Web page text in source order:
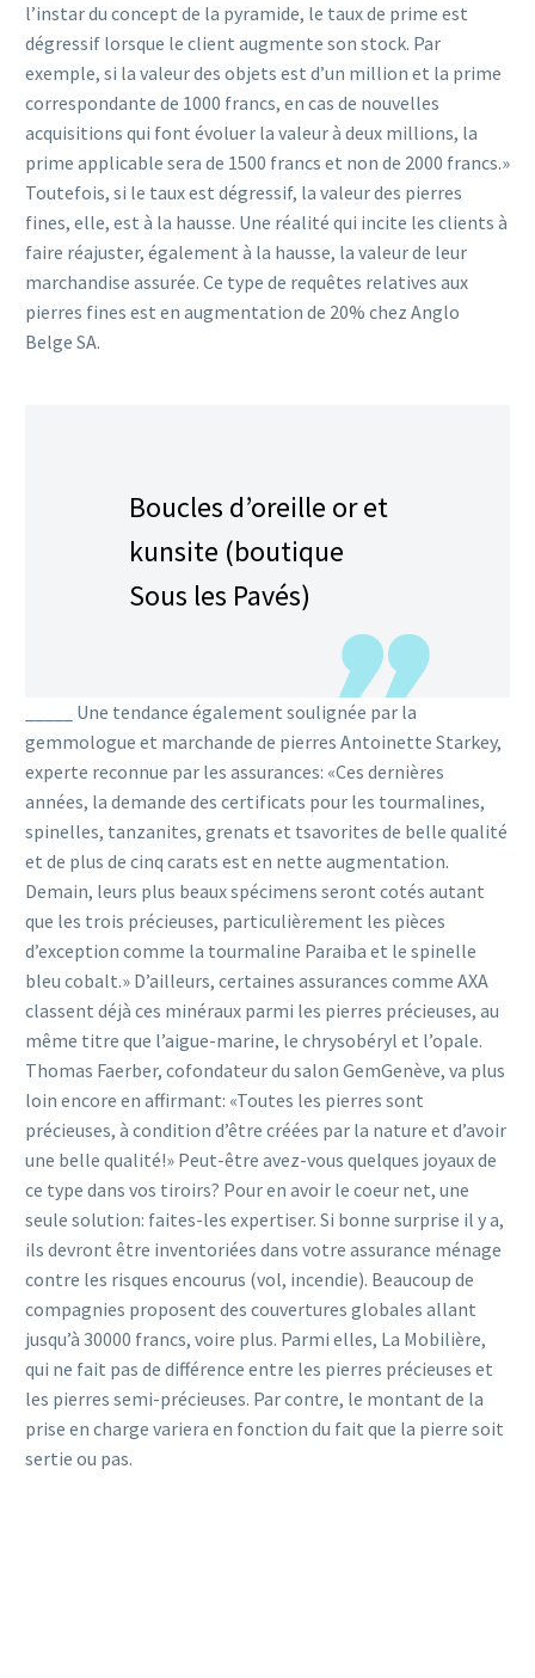
l’instar du concept de la pyramide, le taux de prime est
dégressif lorsque le client augmente son stock. Par
exemple, si la valeur des objets est d’un million et la prime
correspondante de 1000 francs, en cas de nouvelles
acquisitions qui font évoluer la valeur à deux millions, la
prime applicable sera de 1500 francs et non de 2000 francs.»
Toutefois, si le taux est dégressif, la valeur des pierres
fines, elle, est à la hausse. Une réalité qui incite les clients à
faire réajuster, également à la hausse, la valeur de leur
marchandise assurée. Ce type de requêtes relatives aux
pierres fines est en augmentation de 20% chez Anglo
Belge SA.
Boucles d’oreille or et
kunsite (boutique
Sous les Pavés)
_____ Une tendance également soulignée par la
gemmologue et marchande de pierres Antoinette Starkey,
experte reconnue par les assurances: «Ces dernières
années, la demande des certificats pour les tourmalines,
spinelles, tanzanites, grenats et tsavorites de belle qualité
et de plus de cinq carats est en nette augmentation.
Demain, leurs plus beaux spécimens seront cotés autant
que les trois précieuses, particulièrement les pièces
d’exception comme la tourmaline Paraiba et le spinelle
bleu cobalt.» D’ailleurs, certaines assurances comme AXA
classent déjà ces minéraux parmi les pierres précieuses, au
même titre que l’aigue-marine, le chrysobéryl et l’opale.
Thomas Faerber, cofondateur du salon GemGenève, va plus
loin encore en affirmant: «Toutes les pierres sont
précieuses, à condition d’être créées par la nature et d’avoir
une belle qualité!» Peut-être avez-vous quelques joyaux de
ce type dans vos tiroirs? Pour en avoir le coeur net, une
seule solution: faites-les expertiser. Si bonne surprise il y a,
ils devront être inventoriées dans votre assurance ménage
contre les risques encourus (vol, incendie). Beaucoup de
compagnies proposent des couvertures globales allant
jusqu’à 30000 francs, voire plus. Parmi elles, La Mobilière,
qui ne fait pas de différence entre les pierres précieuses et
les pierres semi-précieuses. Par contre, le montant de la
prise en charge variera en fonction du fait que la pierre soit
sertie ou pas.